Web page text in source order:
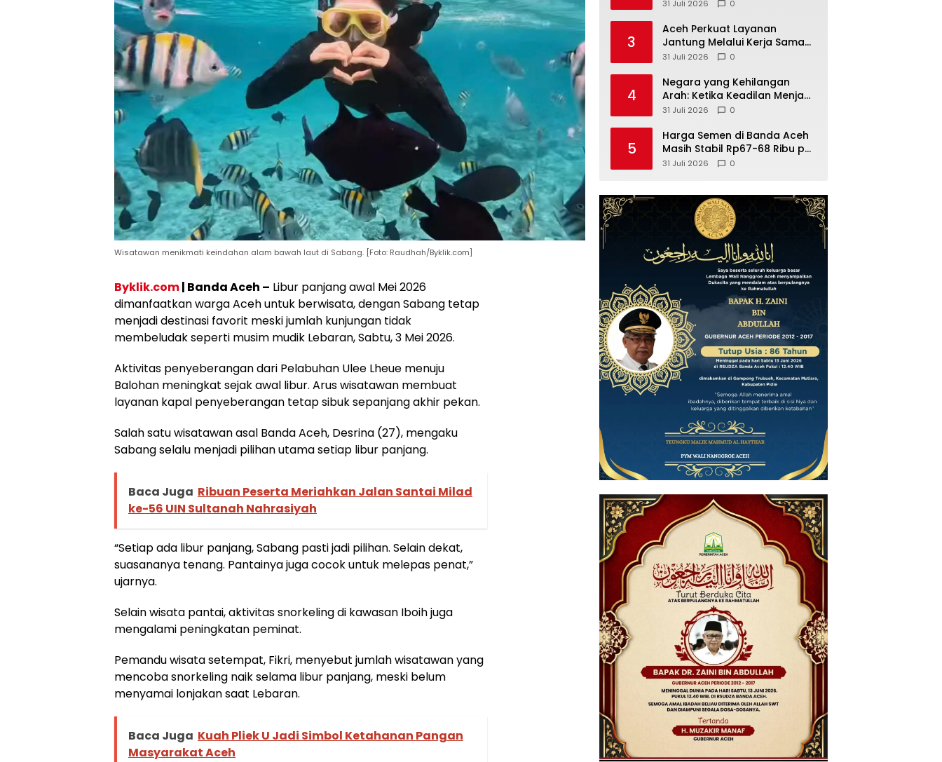
Wisatawan menikmati keindahan alam bawah laut di Sabang. [Foto: Raudhah/Byklik.com]
Byklik.com| Banda Aceh – Libur panjang awal Mei 2026
dimanfaatkan warga Aceh untuk berwisata, dengan Sabang tetap
menjadi destinasi favorit meski jumlah kunjungan tidak
membeludak seperti musim mudik Lebaran, Sabtu, 3 Mei 2026.
Aktivitas penyeberangan dari Pelabuhan Ulee Lheue menuju
Balohan meningkat sejak awal libur. Arus wisatawan membuat
layanan kapal penyeberangan tetap sibuk sepanjang akhir pekan.
Salah satu wisatawan asal Banda Aceh, Desrina (27), mengaku
Sabang selalu menjadi pilihan utama setiap libur panjang.
Baca Juga Ribuan Peserta Meriahkan Jalan Santai Milad
ke-56 UIN Sultanah Nahrasiyah
“Setiap ada libur panjang, Sabang pasti jadi pilihan. Selain dekat,
suasananya tenang. Pantainya juga cocok untuk melepas penat,”
ujarnya.
Selain wisata pantai, aktivitas snorkeling di kawasan Iboih juga
mengalami peningkatan peminat.
Pemandu wisata setempat, Fikri, menyebut jumlah wisatawan yang
mencoba snorkeling naik selama libur panjang, meski belum
menyamai lonjakan saat Lebaran.
Baca Juga Kuah Pliek U Jadi Simbol Ketahanan Pangan
Masyarakat Aceh
31 Juli 2026 0
3
Aceh Perkuat Layanan
Jantung Melalui Kerja Sama
23 Rumah Sakit
31 Juli 2026 0
4
Negara yang Kehilangan
Arah: Ketika Keadilan Menjauh
dari Nilai-Nilai Islam
31 Juli 2026 0
5
Harga Semen di Banda Aceh
Masih Stabil Rp67-68 Ribu per
Sak
31 Juli 2026 0